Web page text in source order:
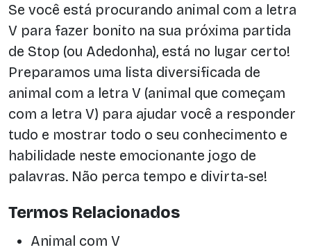
Se você está procurando animal com a letra
V para fazer bonito na sua próxima partida
de Stop (ou Adedonha), está no lugar certo!
Preparamos uma lista diversificada de
animal com a letra V (animal que começam
com a letra V) para ajudar você a responder
tudo e mostrar todo o seu conhecimento e
habilidade neste emocionante jogo de
palavras. Não perca tempo e divirta-se!
Termos Relacionados
Animal com V